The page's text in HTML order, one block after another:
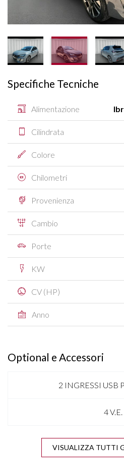
Specifiche Tecniche
Alimentazione
Cilindrata
Colore
Chilometri
Provenienza
Cambio
Porte
KW
CV (HP)
Anno
Optional e Accessori
2 INGRESSI USB
4 V.E.
ANTENNA
VISUALIZZA